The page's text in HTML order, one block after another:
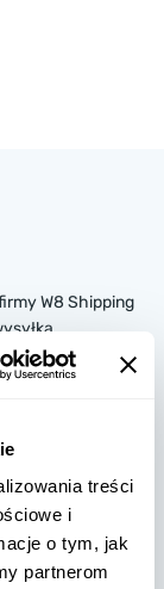
treści
i
o tym, jak
partnerom
W8 Shipping
tysiące
amerykańskich